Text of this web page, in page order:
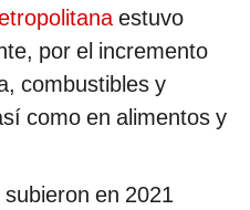
estuvo
por el incremento
combustibles y
como en alimentos y
en 2021